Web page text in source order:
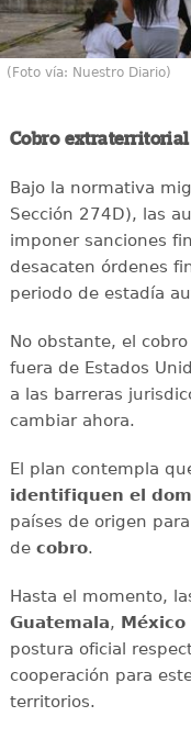
(Foto vía: Nuestro Diario)
Cobro
Bajo la normativa
Sección 274D), las
imponer sanciones
desacaten órdenes
periodo de estadía
No obstante, el
fuera de Estados
a las barreras
cambiar ahora.
El plan contempla
identifiquen el
países de origen
de cobro.
Hasta el momento,
Guatemala, México
postura oficial
cooperación para
territorios.